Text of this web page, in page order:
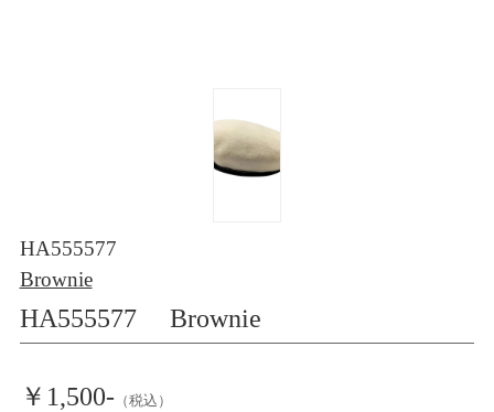
HA555577
Brownie
HA555577 Brownie
￥1,500-（税込）